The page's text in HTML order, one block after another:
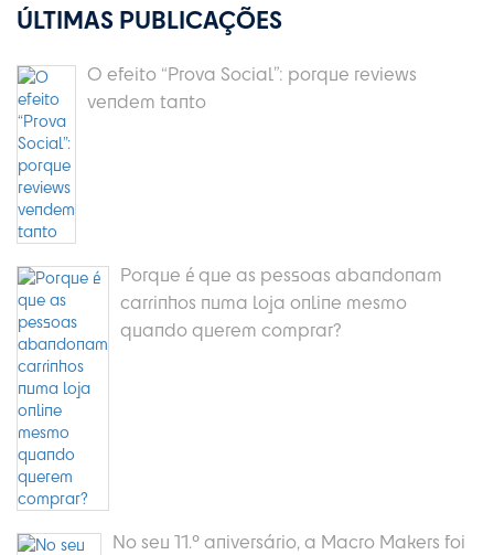
ÚLTIMAS PUBLICAÇÕES
O efeito “Prova Social”: porque reviews
vendem tanto
Porque é que as pessoas abandonam
carrinhos numa loja online mesmo
quando querem comprar?
No seu 11.º aniversário, a Macro Makers foi